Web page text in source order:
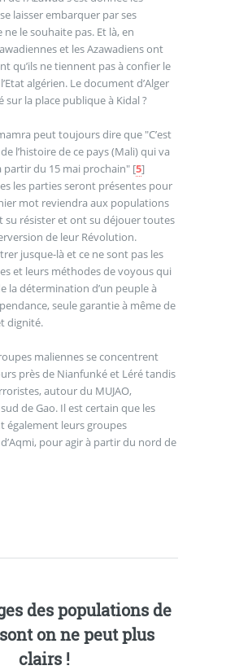
laisser embarquer par ses
le souhaite pas. Et là, en
et les Azawadiens ont
qu’ils ne tiennent pas à confier le
algérien. Le document d’Alger
sur la place publique à Kidal ?
peut toujours dire que "C’est
l’histoire de ce pays (Mali) qui va
partir du 15 mai prochain"[5]
les parties seront présentes pour
mot reviendra aux populations
su résister et ont su déjouer toutes
de leur Révolution.
jusque-là et ce ne sont pas les
et leurs méthodes de voyous qui
la détermination d’un peuple à
seule garantie à même de
dignité.
maliennes se concentrent
près de Nianfunké et Léré tandis
autour du MUJAO,
de Gao. Il est certain que les
également leurs groupes
pour agir à partir du nord de
des populations de
on ne peut plus
clairs !